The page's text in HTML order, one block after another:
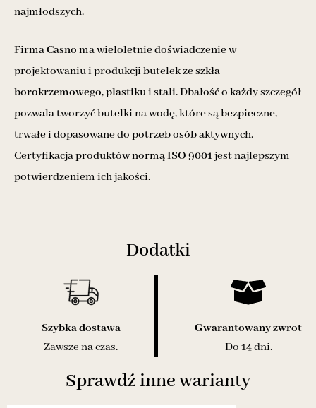
najmłodszych.
FirmaCasno ma wieloletnie doświadczenie w
projektowaniu i produkcji butelek zeszkła
borokrzemowego,plastikuistali.Dbałość o każdy szczegół
pozwala tworzyć butelki na wodę, które są bezpieczne,
trwałe i dopasowane do potrzeb osób aktywnych.
Certyfikacja produktów normąISO 9001jest najlepszym
potwierdzeniem ich jakości.
Dodatki
Szybka dostawa
Zawsze na czas.
Gwarantowany zwrot
Do 14 dni.
Sprawdź inne warianty